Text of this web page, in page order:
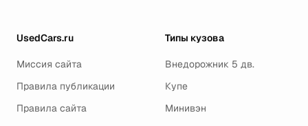
UsedCars.ru
Миссия сайта
Правила публикации
Правила сайта
Типы кузова
Внедорожник 5 дв.
Купе
Минивэн